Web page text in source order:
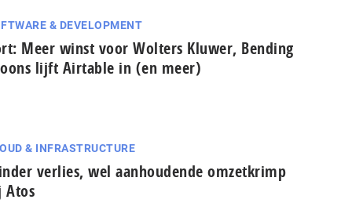
& DEVELOPMENT
Meer winst voor Wolters Kluwer, Bending
lijft Airtable in (en meer)
& INFRASTRUCTURE
verlies, wel aanhoudende omzetkrimp
Atos